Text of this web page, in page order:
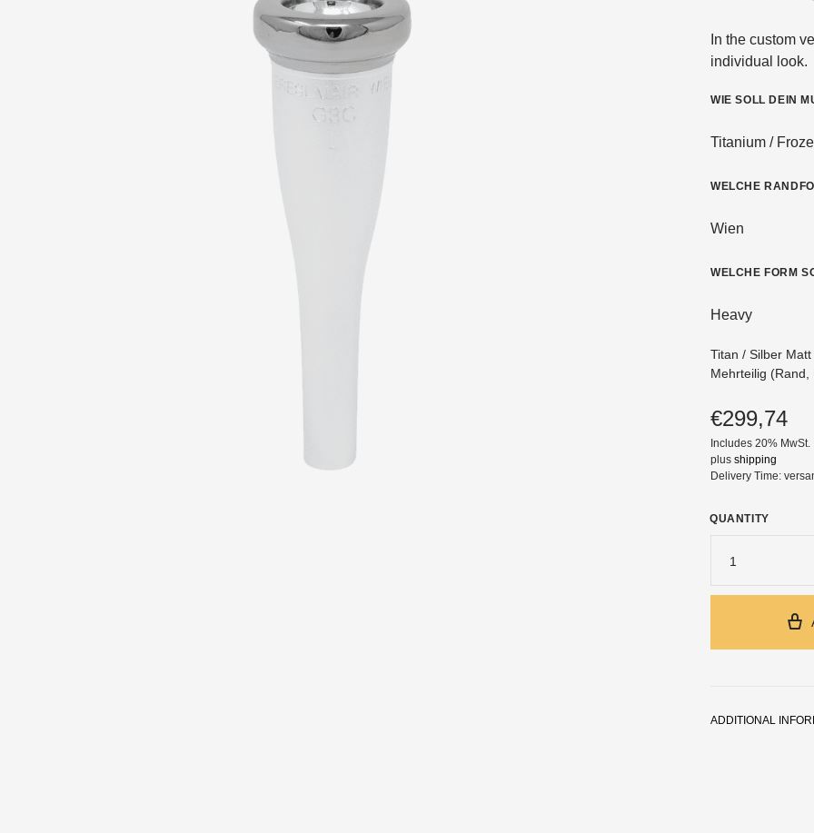
ORCHESTER
In the custom
individual look.
WIE SOLL DEIN
WELCHE
WELCHE FORM
Titan / Silber Matt
Mehrteilig (Rand,
€299,74
Includes 20% MwSt.
plus shipping
Delivery Time:
QUANTITY
1
ADDITIONAL